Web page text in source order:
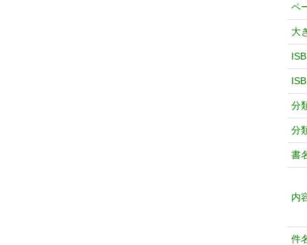
ペ
大
分
分
書
内
件